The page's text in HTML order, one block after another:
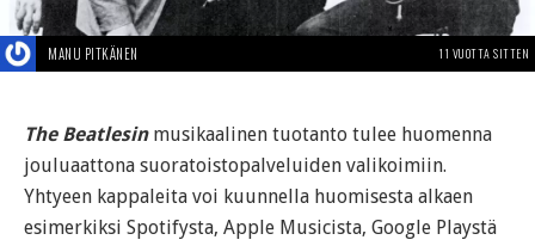
MANU PITKÄNEN 11 VUOTTA SITTEN
The Beatlesinmusikaalinen tuotanto tulee huomenna
jouluaattona suoratoistopalveluiden valikoimiin.
Yhtyeen kappaleita voi kuunnella huomisesta alkaen
esimerkiksi Spotifysta, Apple Musicista, Google Playstä